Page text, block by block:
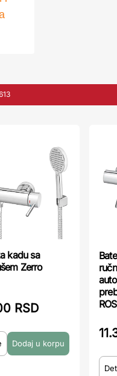
kadu sa
Zerro
RSD